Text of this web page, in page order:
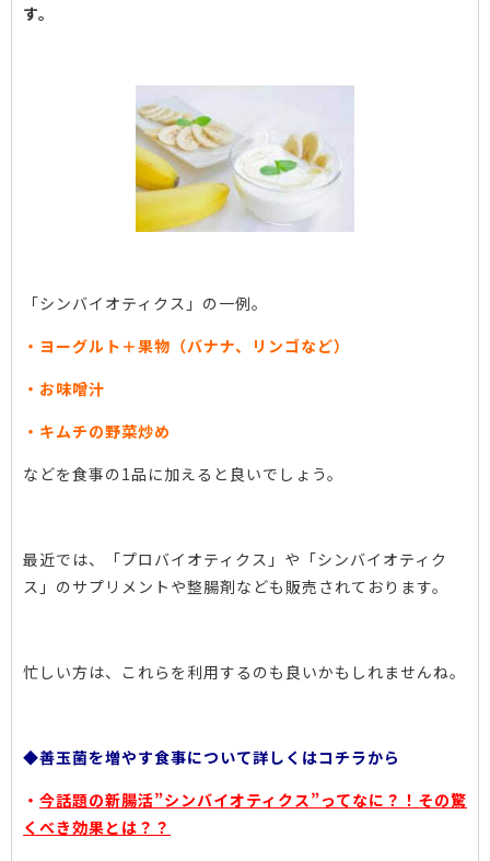
す。
「シンバイオティクス」の一例。
・ヨーグルト＋果物（バナナ、リンゴなど）
・お味噌汁
・キムチの野菜炒め
などを食事の1品に加えると良いでしょう。
最近では、「プロバイオティクス」や「シンバイオティク
ス」のサプリメントや整腸剤なども販売されております。
忙しい方は、これらを利用するのも良いかもしれませんね。
◆善玉菌を増やす食事について詳しくはコチラから
・ 今話題の新腸活”シンバイオティクス”ってなに？！その驚
くべき効果とは？？